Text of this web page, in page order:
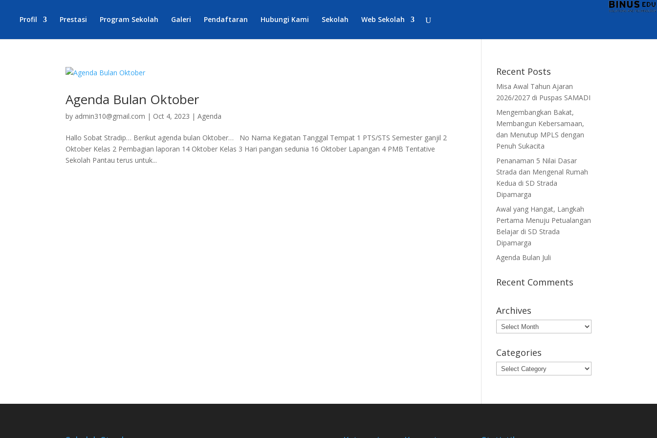
Profil Prestasi Program Sekolah Galeri Pendaftaran Hubungi Kami Sekolah Web Sekolah
Agenda Bulan Oktober
by admin310@gmail.com | Oct 4, 2023 |Agenda
Hallo Sobat Stradip… Berikut agenda bulan Oktober… No Nama Kegiatan Tanggal Tempat 1 PTS/STS Semester ganjil 2
Oktober Kelas 2 Pembagian laporan 14 Oktober Kelas 3 Hari pangan sedunia 16 Oktober Lapangan 4 PMB Tentative
Sekolah Pantau terus untuk...
Recent Posts
Misa Awal Tahun Ajaran
2026/2027 di Puspas SAMADI
Mengembangkan Bakat,
Membangun Kebersamaan,
dan Menutup MPLS dengan
Penuh Sukacita
Penanaman 5 Nilai Dasar
Strada dan Mengenal Rumah
Kedua di SD Strada
Dipamarga
Awal yang Hangat, Langkah
Pertama Menuju Petualangan
Belajar di SD Strada
Dipamarga
Agenda Bulan Juli
Recent Comments
Archives
Archives
Categories
Categories